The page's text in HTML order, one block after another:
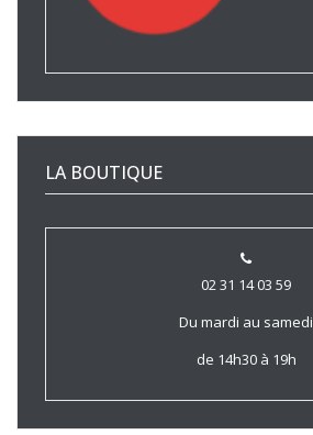
LA BOUTIQUE
02 31 14 03 59
Du mardi au samedi
de 14h30 à 19h